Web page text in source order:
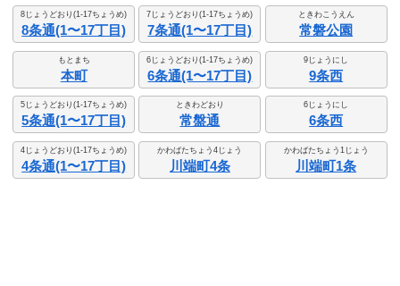
8じょうどおり(1-17ちょうめ)
8条通(1〜17丁目)
7じょうどおり(1-17ちょうめ)
7条通(1〜17丁目)
ときわこうえん
常磐公園
もとまち
本町
6じょうどおり(1-17ちょうめ)
6条通(1〜17丁目)
9じょうにし
9条西
5じょうどおり(1-17ちょうめ)
5条通(1〜17丁目)
ときわどおり
常盤通
6じょうにし
6条西
4じょうどおり(1-17ちょうめ)
4条通(1〜17丁目)
かわばたちょう4じょう
川端町4条
かわばたちょう1じょう
川端町1条